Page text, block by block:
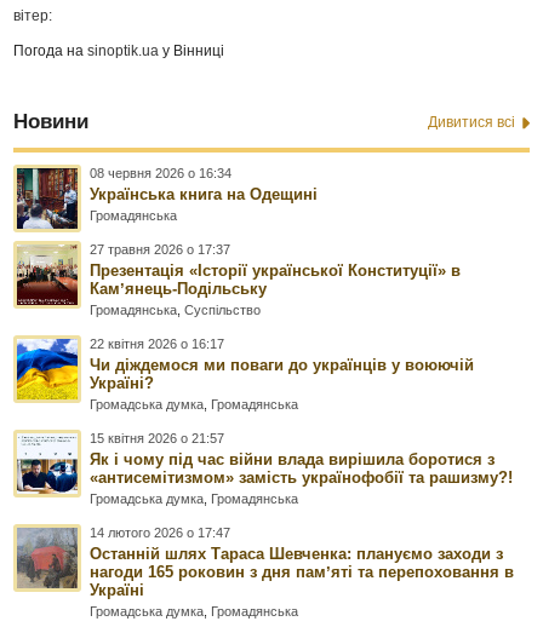
вітер:
Погода наsinoptik.ua у Вінниці
Новини Дивитися всі
08 червня 2026 о 16:34
Українська книга на Одещині
Громадянська
27 травня 2026 о 17:37
Презентація «Історії української Конституції» в
Камʼянець-Подільську
Громадянська ,Суспільство
22 квітня 2026 о 16:17
Чи діждемося ми поваги до українців у воюючій
Україні?
Громадська думка Громадянська
15 квітня 2026 о 21:57
Як і чому під час війни влада вирішила боротися з
«антисемітизмом» замість українофобії та рашизму?!
Громадська думка Громадянська
14 лютого 2026 о 17:47
Останній шлях Тараса Шевченка: плануємо заходи з
нагоди 165 роковин з дня памʼяті та перепоховання в
Україні
Громадська думка Громадянська